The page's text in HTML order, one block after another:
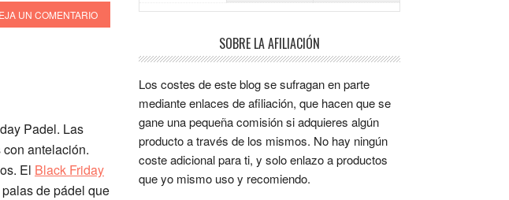
UN COMENTARIO
Padel. Las
antelación.
El Black Friday
de pádel que
SOBRE LA AFILIACIÓN
Los costes de este blog se sufragan en parte
mediante enlaces de afiliación, que hacen que se
gane una pequeña comisión si adquieres algún
producto a través de los mismos. No hay ningún
coste adicional para ti, y solo enlazo a productos
que yo mismo uso y recomiendo.